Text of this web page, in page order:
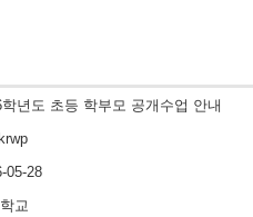
학년도 초등 학부모 공개수업 안내
05-28
교